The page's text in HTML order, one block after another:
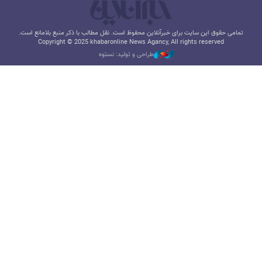
تمامی حقوق این سایت برای خبرآنلاین محفوظ است. نقل مطالب با ذکر منبع بلامانع است.
Copyright © 2025 khabaronline News Agancy, All rights reserved
طراحی و تولید: نستوه